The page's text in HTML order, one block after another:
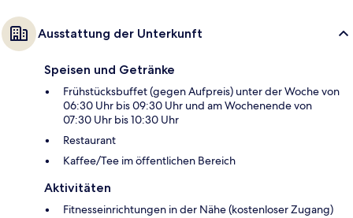
Ausstattung der Unterkunft
Speisen und Getränke
Frühstücksbuffet (gegen Aufpreis) unter der Woche von
06:30 Uhr bis 09:30 Uhr und am Wochenende von
07:30 Uhr bis 10:30 Uhr
Restaurant
Kaffee/Tee im öffentlichen Bereich
Aktivitäten
Fitnesseinrichtungen in der Nähe (kostenloser Zugang)